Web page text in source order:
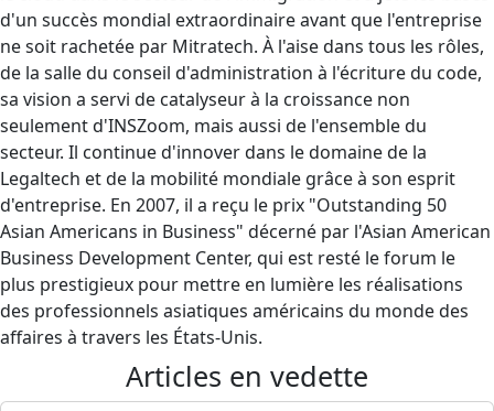
d'un succès mondial extraordinaire avant que l'entreprise
ne soit rachetée par Mitratech. À l'aise dans tous les rôles,
de la salle du conseil d'administration à l'écriture du code,
sa vision a servi de catalyseur à la croissance non
seulement d'INSZoom, mais aussi de l'ensemble du
secteur. Il continue d'innover dans le domaine de la
Legaltech et de la mobilité mondiale grâce à son esprit
d'entreprise. En 2007, il a reçu le prix "Outstanding 50
Asian Americans in Business" décerné par l'Asian American
Business Development Center, qui est resté le forum le
plus prestigieux pour mettre en lumière les réalisations
des professionnels asiatiques américains du monde des
affaires à travers les États-Unis.
Articles en vedette